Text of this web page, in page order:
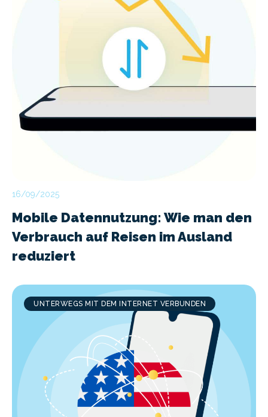
16/09/2025
Mobile Datennutzung: Wie man den
Verbrauch auf Reisen im Ausland
reduziert
UNTERWEGS MIT DEM INTERNET VERBUNDEN